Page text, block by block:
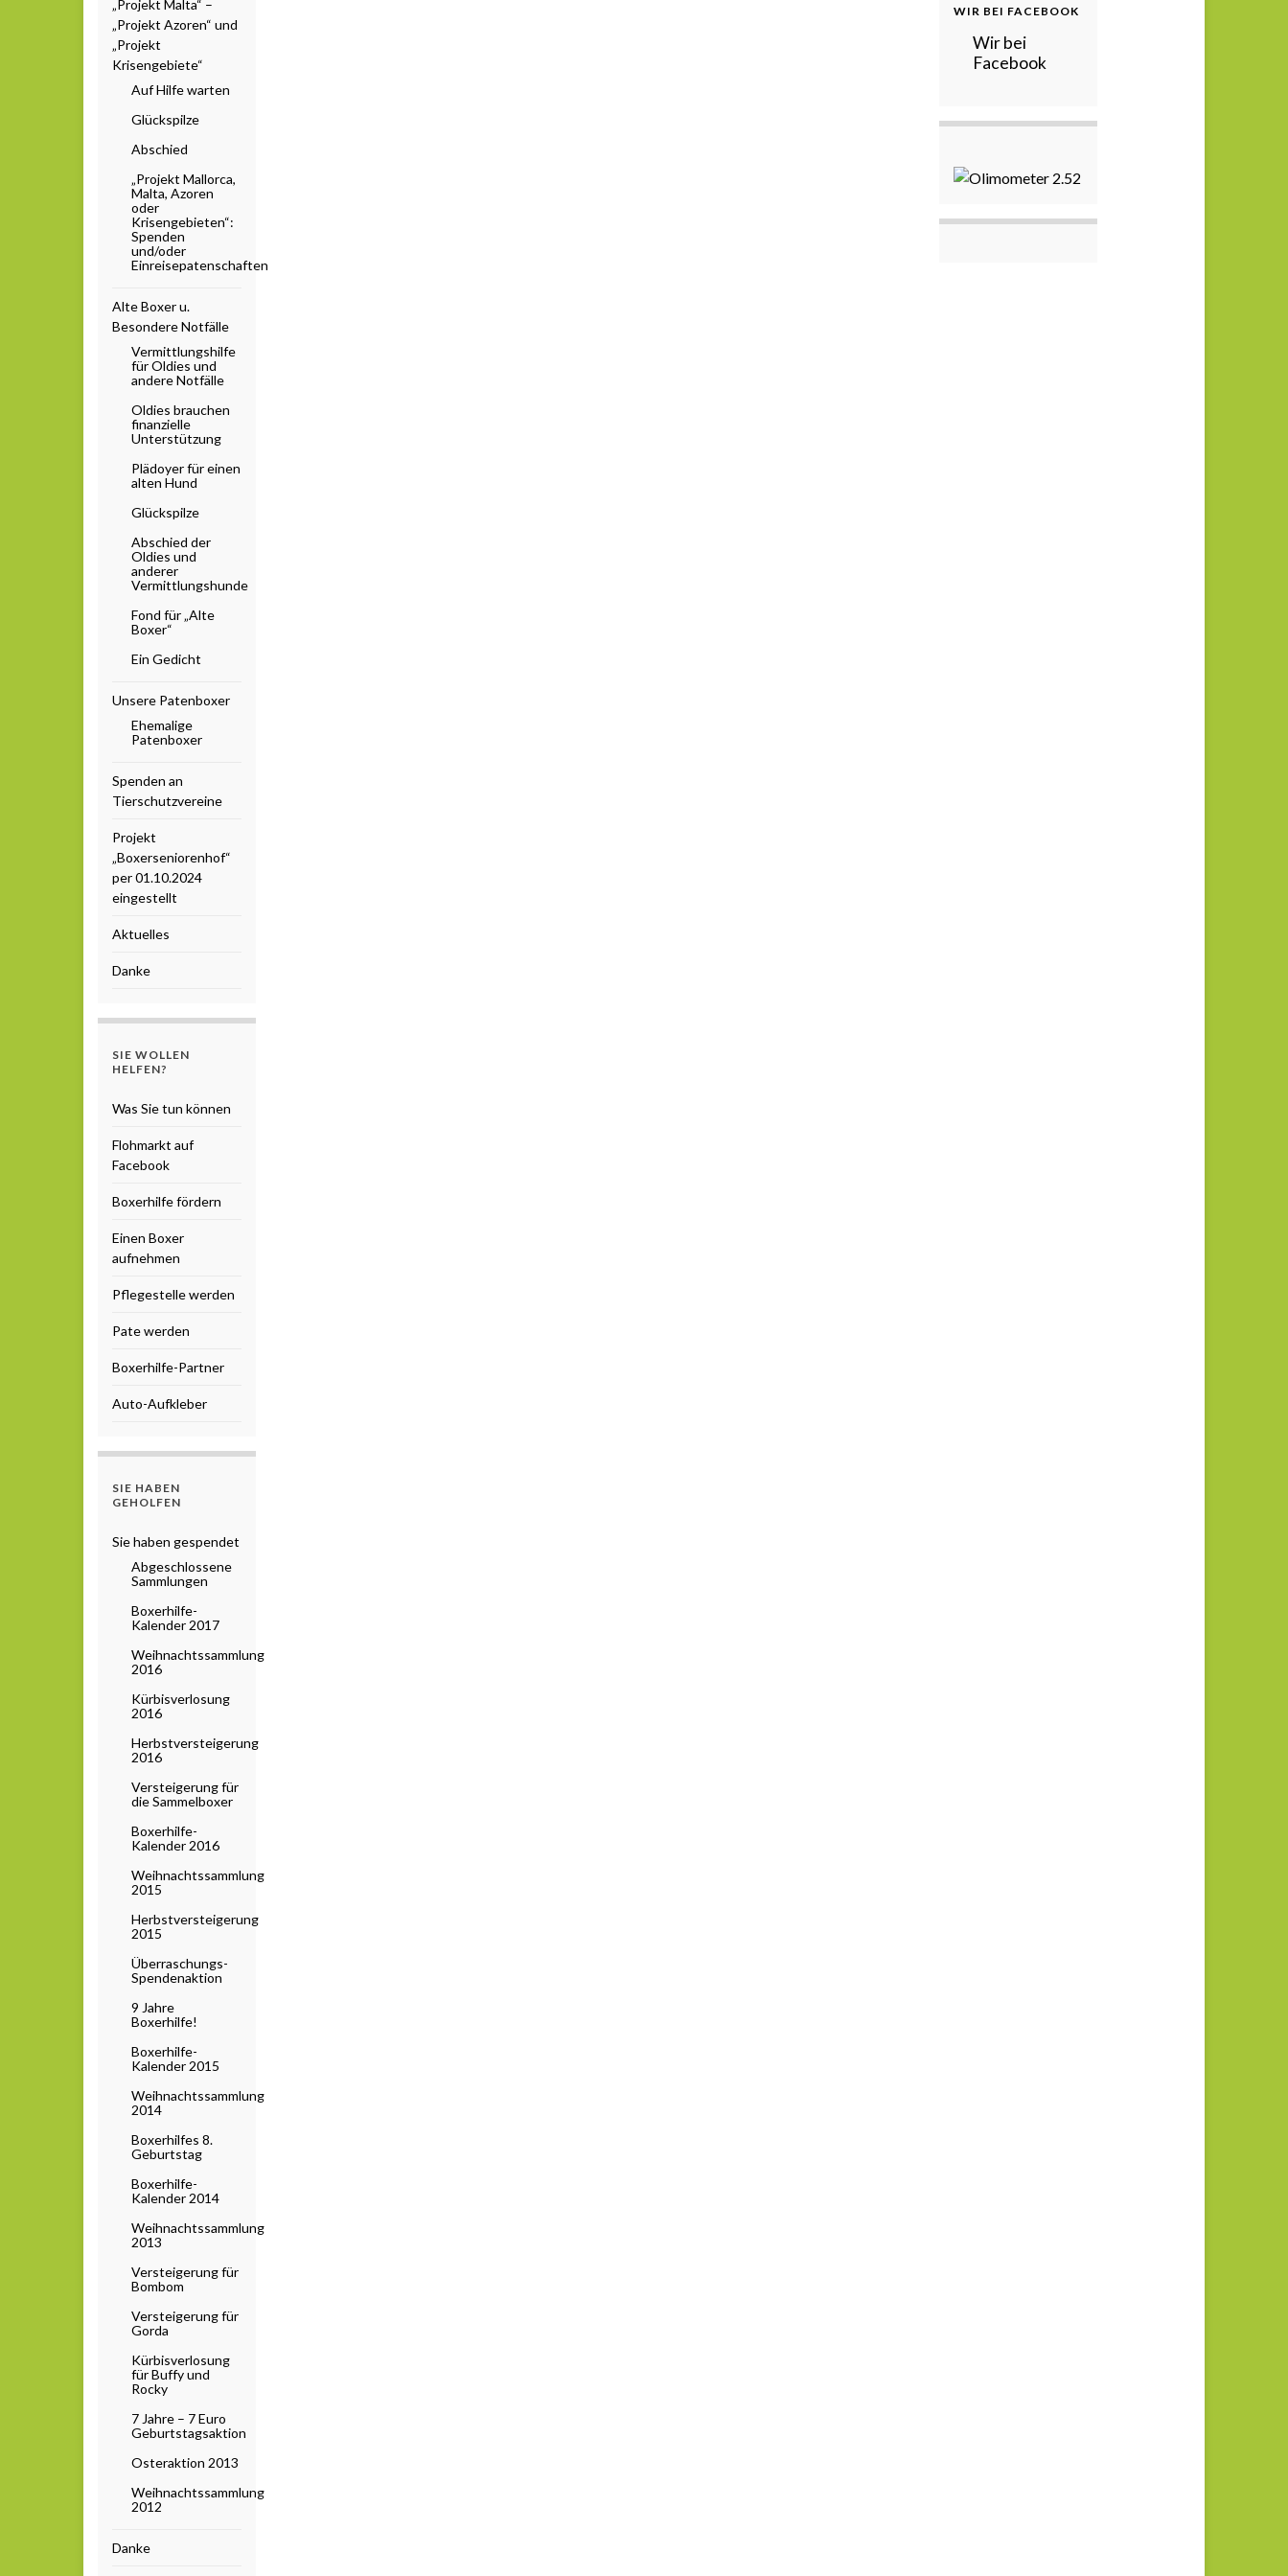
„Projekt Malta“ –
„Projekt Azoren“ und
„Projekt
Krisengebiete“
Auf Hilfe warten
Glückspilze
Abschied
„Projekt Mallorca,
Malta, Azoren
oder
Krisengebieten“:
Spenden
und/oder
Einreisepatenschaften
Alte Boxer u.
Besondere Notfälle
Vermittlungshilfe
für Oldies und
andere Notfälle
Oldies brauchen
finanzielle
Unterstützung
Plädoyer für einen
alten Hund
Glückspilze
Abschied der
Oldies und
anderer
Vermittlungshunde
Fond für „Alte
Boxer“
Ein Gedicht
Unsere Patenboxer
Ehemalige
Patenboxer
Spenden an
Tierschutzvereine
Projekt
„Boxerseniorenhof“
per 01.10.2024
eingestellt
Aktuelles
Danke
SIE WOLLEN
HELFEN?
Was Sie tun können
Flohmarkt auf
Facebook
Boxerhilfe fördern
Einen Boxer
aufnehmen
Pflegestelle werden
Pate werden
Boxerhilfe-Partner
Auto-Aufkleber
SIE HABEN
GEHOLFEN
Sie haben gespendet
Abgeschlossene
Sammlungen
Boxerhilfe-
Kalender 2017
Weihnachtssammlung
2016
Kürbisverlosung
2016
Herbstversteigerung
2016
Versteigerung für
die Sammelboxer
Boxerhilfe-
Kalender 2016
Weihnachtssammlung
2015
Herbstversteigerung
2015
Überraschungs-
Spendenaktion
9 Jahre
Boxerhilfe!
Boxerhilfe-
Kalender 2015
Weihnachtssammlung
2014
Boxerhilfes 8.
Geburtstag
Boxerhilfe-
Kalender 2014
Weihnachtssammlung
2013
Versteigerung für
Bombom
Versteigerung für
Gorda
Kürbisverlosung
für Buffy und
Rocky
7 Jahre – 7 Euro
Geburtstagsaktion
Osteraktion 2013
Weihnachtssammlung
2012
Danke
WIR BEI FACEBOOK
Wir bei
Facebook